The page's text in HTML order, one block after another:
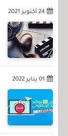
24 أكتوبر 2021
01 يناير 2022